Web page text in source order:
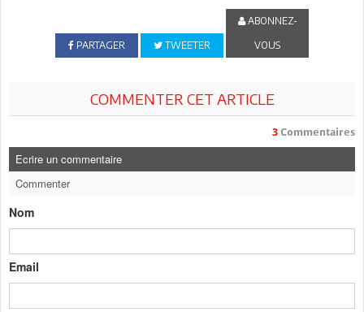
PARTAGER TWEETER
ABONNEZ-
VOUS
COMMENTER CET ARTICLE
3 Commentaires
Ecrire un commentaire
Commenter
Nom
Email